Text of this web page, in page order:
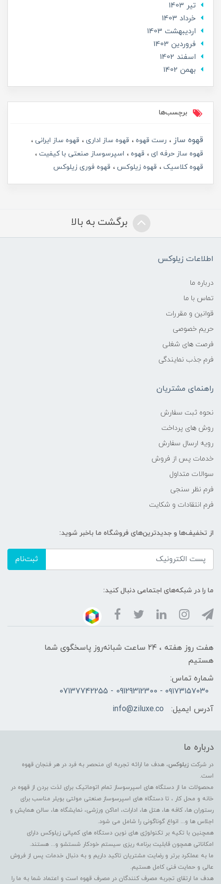
تير 1403
خرداد 1403
ارديبهشت 1403
فروردین 1403
اسفند 1402
بهمن 1402
برچسب‌ها
قهوه ساز رست قهوه قهوه ساز اداری
قهوه ساز ایرانی
قهوه ساز حرفه ای
قهوه
اسپرسوساز صنعتی با کیفیت
قهوه کلاسیک
قهوه زیلوکس قهوه فوری زیلوکس
برگشت به بالا
اطلاعات زیلوکس
درباره ما
تماس با ما
قوانین و مقررات
حریم خصوصی
فرصت های شغلی
فرم جذب نمایندگی
راهنمای مشتریان
نحوه ثبت سفارش
روش های پرداخت
رویه ارسال سفارش
خدمات پس از فروش
سوالات متداول
فرم نظر سنجی
فرم انتقادات و شکایت
از تخفیف‌ها و جدیدترین‌های فروشگاه ما باخبر شوید:
ثبت‌نام
ما را در شبکه‌های اجتماعی دنبال کنید:
هفت روز هفته ، ۲۴ ساعت شبانه‌روز پاسخگوی شما
هستیم
شماره تماس:
۰۹۱۷۳۱۵۷۰۳۰ - 09129312300 - 07137742255
آدرس ایمیل:
info@ziluxe.co
درباره ما
در شرکت زیلوکس، هدف ما ارائه تجربه ای منحصر به فرد در هر فنجان قهوه
است.
محصولات ما از دستگاه های اسپرسوساز تمام اتوماتیک برای لذت بردن از قهوه در
خانه و محل کار ، تا دستگاه های اسپرسوساز صنعتی مولتی بویلر مناسب برای
رستوران ها، کافه ها، هتل ها، ادارات، اماکن ورزشی، نمایشگاه ها، سالن همایش و
اجلاس ها و... انواع گوناگونی را شامل می شود.
همچنین با تکیه بر تکنولوژی های نوین دستگاه های کمپانی زیلوکس دارای
امکاناتی همچون قابلیت برنامه ریزی سیستم خودکار شستشو و... هستند.
ما به عملکرد برتر و رضایت مشتریان تاکید داریم و به دنبال خدمات پس از فروش
عالی و حمایت فنی کامل هستیم.
هدف ما ارتقای تجربه مصرف کنندگان در مصرف قهوه است و اعتماد شما به ما را